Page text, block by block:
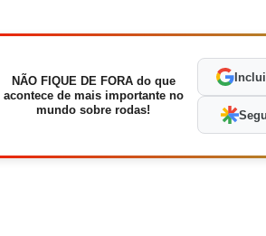
NÃO FIQUE DE FORA do que
acontece de mais importante no
mundo sobre rodas!